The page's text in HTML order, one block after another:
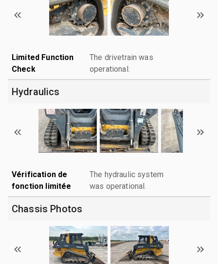
Limited Function
Check
The drivetrain was
operational.
Hydraulics
Vérification de
fonction limitée
The hydraulic system
was operational.
Chassis Photos